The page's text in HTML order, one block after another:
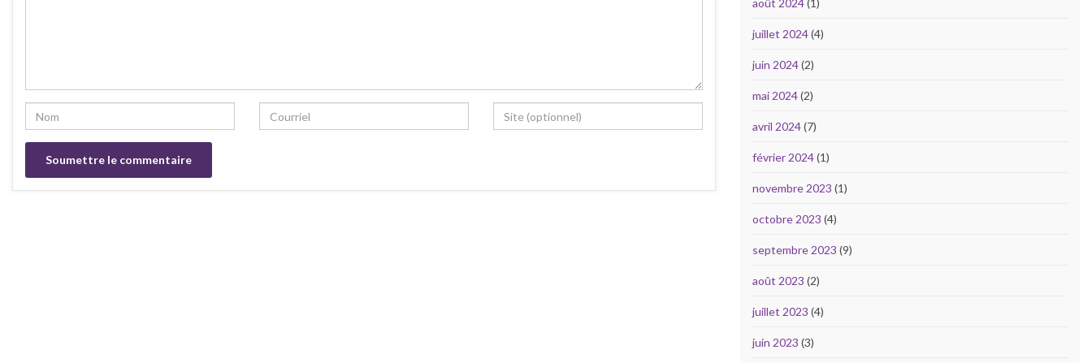
juillet 2024(4)
juin 2024(2)
mai 2024(2)
avril 2024(7)
février 2024(1)
novembre 2023 (1)
octobre 2023 (4)
septembre 2023 (9)
août 2023 (2)
juillet 2023 (4)
juin 2023 (3)